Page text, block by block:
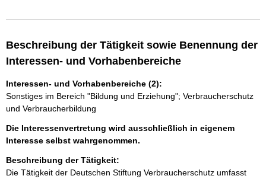
Beschreibung der Tätigkeit sowie Benennung der
Interessen- und Vorhabenbereiche
Interessen- und Vorhabenbereiche (2):
Sonstiges im Bereich "Bildung und Erziehung"; Verbraucherschutz
und Verbraucherbildung
Die Interessenvertretung wird ausschließlich in eigenem
Interesse selbst wahrgenommen.
Beschreibung der Tätigkeit:
Die Tätigkeit der Deutschen Stiftung Verbraucherschutz umfasst